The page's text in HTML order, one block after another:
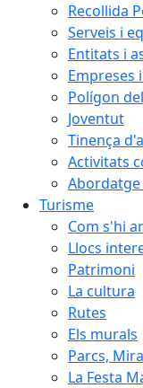
Recollida
Serveis i
Entitats i
Empreses
Polígon
Joventut
Tinença
Activitats
Turisme
Com s'hi
Llocs
Patrimoni
La cultura
Rutes
Els murals
Parcs,
La Festa